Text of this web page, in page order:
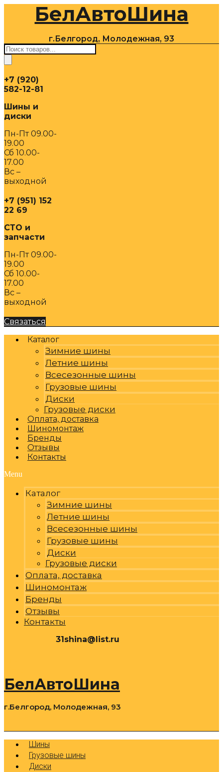
содержимомуБелАвтоШина
г.Белгород, Молодежная, 93
Поиск
товаров
+7 (920)
582-12-81
Шины и
диски
Пн-Пт 09.00-
19.00
Сб 10.00-
17.00
Вс –
выходной
+7 (951) 152
22 69
СТО и
запчасти
Пн-Пт 09.00-
19.00
Сб 10.00-
17.00
Вс –
выходной
Связаться
Каталог
Зимние шины
Летние шины
Всесезонные шины
Грузовые шины
Диски
Грузовые диски
Оплата, доставка
Шиномонтаж
Бренды
Отзывы
Контакты
Menu
Каталог
Зимние шины
Летние шины
Всесезонные шины
Грузовые шины
Диски
Грузовые диски
Оплата, доставка
Шиномонтаж
Бренды
Отзывы
Контакты
31shina@list.ru
БелАвтоШина
г.Белгород, Молодежная, 93
Шины
Грузовые шины
Диски